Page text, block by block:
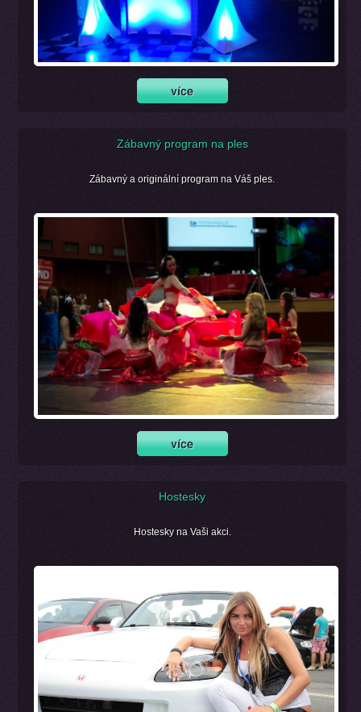
Zábavný program na ples
Zábavný a originální program na Váš ples.
Hostesky
Hostesky na Vaši akci.